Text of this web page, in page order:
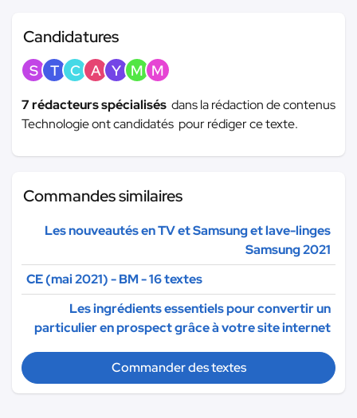
Candidatures
S T C A Y M M
7 rédacteurs spécialisés dans la rédaction de contenus
Technologie ont candidatés pour rédiger ce texte.
Commandes similaires
Les nouveautés en TV et Samsung et lave-linges
Samsung 2021
CE (mai 2021) - BM - 16 textes
Les ingrédients essentiels pour convertir un
particulier en prospect grâce à votre site internet
Commander des textes